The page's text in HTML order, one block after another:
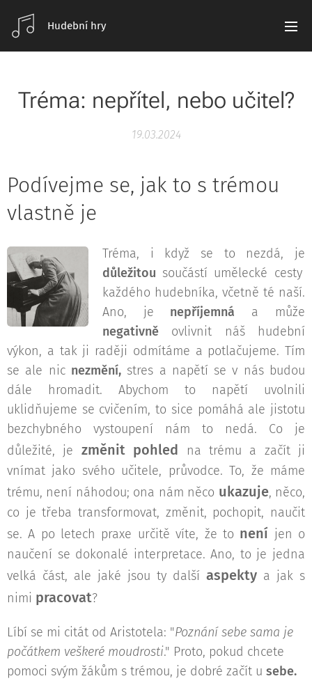
Hudební hry
Tréma: nepřítel, nebo učitel?
19.03.2024
Podívejme se, jak to s trémou
vlastně je
Tréma, i když se to nezdá, je
důležitou součástí umělecké cesty
každého hudebníka, včetně té naší.
Ano, je nepříjemná a může
negativněovlivnit náš hudební
výkon, a tak ji raději odmítáme a potlačujeme. Tím
se ale nic nezmění,stres a napětí se v nás budou
dále hromadit. Abychom to napětí uvolnili
uklidňujeme se cvičením, to sice pomáhá ale jistotu
bezchybného vystoupení nám to nedá. Co je
důležité, je změnit pohled
na trému a začít ji
vnímat jako svého učitele, průvodce. To, že máme
trému, není náhodou; ona nám něco ukazuje, něco,
co je třeba transformovat, změnit, pochopit, naučit
se. A po letech praxe určitě víte, že to není jen o
naučení se dokonalé interpretace. Ano, to je jedna
velká část, ale jaké jsou ty další aspekty a jak s
nimi pracovat?
Líbí se mi citát od Aristotela: "Poznání sebe sama je
počátkem veškeré moudrosti." Proto, pokud chcete
pomoci svým žákům s trémou, je dobré začít u sebe.